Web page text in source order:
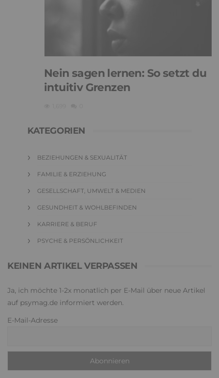
Nein sagen lernen: So setzt du
intuitiv Grenzen
KATEGORIEN
BEZIEHUNGEN & SEXUALITÄT
FAMILIE & ERZIEHUNG
GESELLSCHAFT, UMWELT & MEDIEN
GESUNDHEIT & WOHLBEFINDEN
KARRIERE & BERUF
PSYCHE & PERSÖNLICHKEIT
KEINEN ARTIKEL VERPASSEN
Ja, ich möchte 1-2x monatlich per E-Mail über neue Artikel
auf psymag.de informiert werden.
E-Mail-Adresse